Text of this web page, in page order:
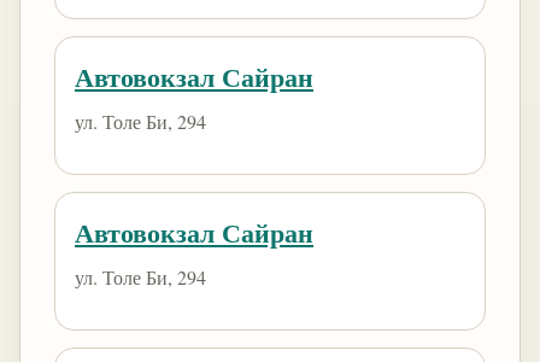
Автовокзал Сайран
ул. Толе Би, 294
Автовокзал Сайран
ул. Толе Би, 294